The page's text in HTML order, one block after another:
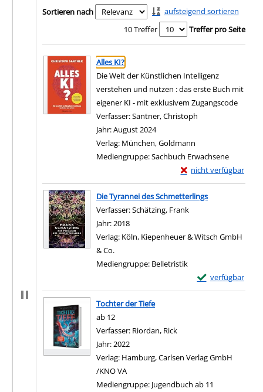
Sortieren nach
aufsteigend sortieren
10 Treffer
Treffer pro Seite
Suchergebnis
Zu den Suchfiltern springen
Alles KI?
Die Welt der Künstlichen Intelligenz
verstehen und nutzen : das erste Buch mit
eigener KI - mit exklusivem Zugangscode
Verfasser:Santner, Christoph
Jahr:August 2024
Verlag: München, Goldmann
Mediengruppe:Sachbuch Erwachsene
nicht verfügbar
Exemplar-Details von
Die Tyrannei des Schmetterlings
Verfasser:Schätzing, Frank
Jahr:2018
Verlag: Köln, Kiepenheuer & Witsch GmbH
& Co.
Mediengruppe: Belletristik
verfügbar
Exemplar-Details
Tochter der Tiefe
ab 12
Verfasser: Riordan, Rick
Jahr:2022
Verlag: Hamburg, Carlsen Verlag GmbH
/KNO VA
Mediengruppe: Jugendbuch ab 11